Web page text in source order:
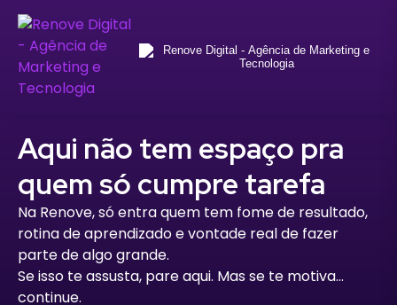
Aqui não tem espaço pra
quem só cumpre tarefa
Na Renove, só entra quem tem fome de resultado,
rotina de aprendizado e vontade real de fazer
parte de algo grande.
Se isso te assusta, pare aqui. Mas se te motiva...
continue.